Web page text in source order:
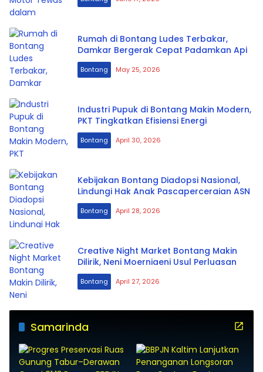
Rumah di Bontang Ludes Terbakar,
Damkar Bergerak Cepat Padamkan Api
Bontang May 25, 2026
Industri Pupuk di Bontang Makin Modern,
PKT Tingkatkan Efisiensi Energi
Bontang April 30, 2026
Kebijakan Bontang Diadopsi Nasional,
Lindungi Hak Anak Pascaperceraian ASN
Bontang April 28, 2026
Creative Night Market Bontang Makin
Dilirik, Neni Moerniaeni Usul Perluasan
Bontang April 27, 2026
Samarinda